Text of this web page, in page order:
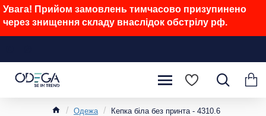
Увага! Прийом замовлень тимчасово призупинено
через знищення складу внаслідок обстрілу рф.
Одежа Кепка біла без принта - 4310.6